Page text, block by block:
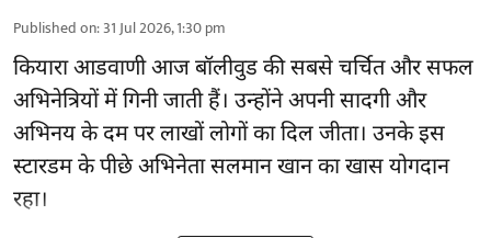
Published on:31 Jul 2026, 1:30 pm
कियारा आडवाणी आज बॉलीवुड की सबसे चर्चित और सफल
अभिनेत्रियों में गिनी जाती हैं। उन्होंने अपनी सादगी और
अभिनय के दम पर लाखों लोगों का दिल जीता। उनके इस
स्टारडम के पीछे अभिनेता सलमान खान का खास योगदान
रहा।